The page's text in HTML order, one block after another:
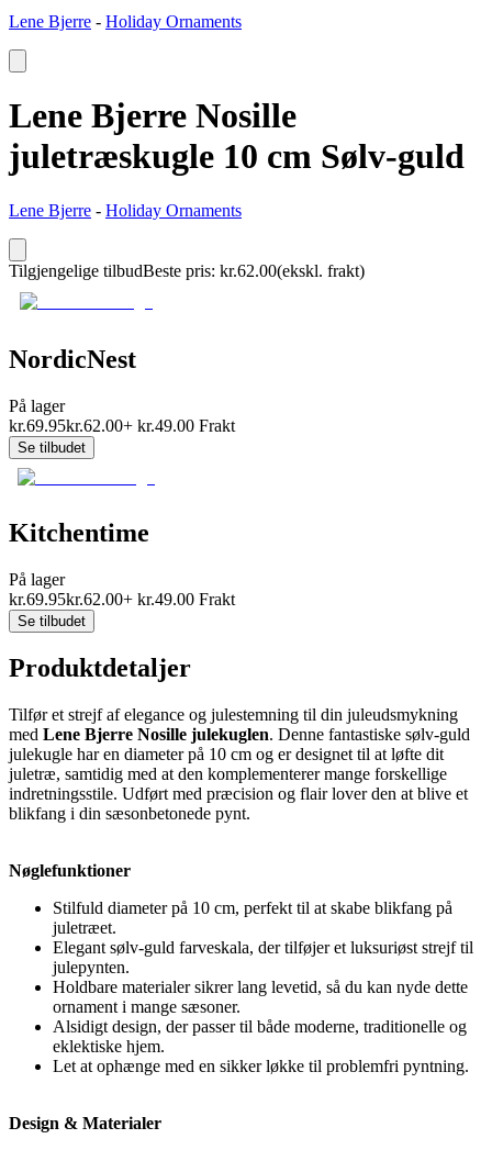
Lene Bjerre - Holiday Ornaments
Lene Bjerre Nosille
juletræskugle 10 cm Sølv-guld
Lene Bjerre - Holiday Ornaments
Tilgjengelige tilbudBeste pris: kr.62.00(ekskl. frakt)
NordicNest
På lager
kr.69.95kr.62.00+ kr.49.00 Frakt
Se tilbudet
Kitchentime
På lager
kr.69.95kr.62.00+ kr.49.00 Frakt
Se tilbudet
Produktdetaljer
Tilfør et strejf af elegance og julestemning til din juleudsmykning
med Lene Bjerre Nosille julekuglen. Denne fantastiske sølv-guld
julekugle har en diameter på 10 cm og er designet til at løfte dit
juletræ, samtidig med at den komplementerer mange forskellige
indretningsstile. Udført med præcision og flair lover den at blive et
blikfang i din sæsonbetonede pynt.
Nøglefunktioner
Stilfuld diameter på 10 cm, perfekt til at skabe blikfang på
juletræet.
Elegant sølv-guld farveskala, der tilføjer et luksuriøst strejf til
julepynten.
Holdbare materialer sikrer lang levetid, så du kan nyde dette
ornament i mange sæsoner.
Alsidigt design, der passer til både moderne, traditionelle og
eklektiske hjem.
Let at ophænge med en sikker løkke til problemfri pyntning.
Design & Materialer